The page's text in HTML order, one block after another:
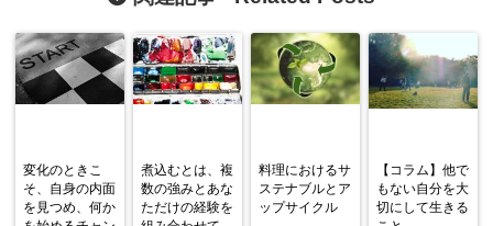
変化のときこ
そ、自身の内面
を見つめ、何か
煮込むとは、複
数の強みとあな
ただけの経験を
料理におけるサ
ステナブルとア
ップサイクル
【コラム】他で
もない自分を大
切にして生きる